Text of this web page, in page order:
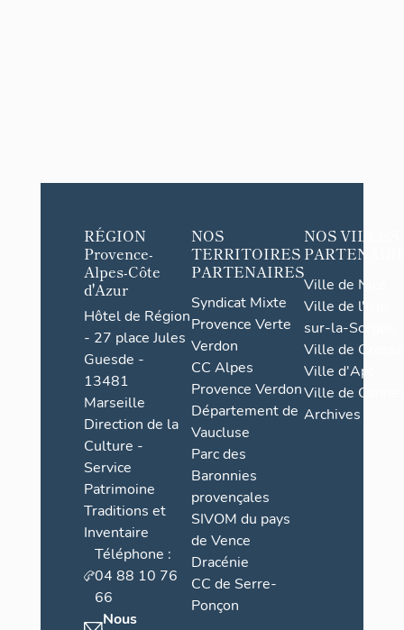
RÉGION
Provence-
Alpes-Côte
d'Azur
Hôtel de Région
- 27 place Jules
Guesde -
13481
Marseille
Direction de la
Culture -
Service
Patrimoine
Traditions et
Inventaire
Téléphone :
04 88 10 76
66
Nous
NOS
TERRITOIRES
PARTENAIRES
Syndicat Mixte
Provence Verte
Verdon
CC Alpes
Provence Verdon
Département de
Vaucluse
Parc des
Baronnies
provençales
SIVOM du pays
de Vence
Dracénie
CC de Serre-
Ponçon
NOS VILLES
Ville de Nice
Ville de l'Isle-
sur-la-Sorgue
Ville de Grasse
Ville d'Apt
Ville de
Archives